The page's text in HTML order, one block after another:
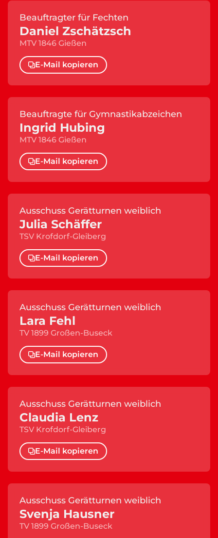
Beauftragter für Fechten
Daniel Zschätzsch
MTV 1846 Gießen
E-Mail kopieren
Beauftragte für Gymnastikabzeichen
Ingrid Hubing
MTV 1846 Gießen
E-Mail kopieren
Ausschuss Gerätturnen weiblich
Julia Schäffer
TSV Krofdorf-Gleiberg
E-Mail kopieren
Ausschuss Gerätturnen weiblich
Lara Fehl
TV 1899 Großen-Buseck
E-Mail kopieren
Ausschuss Gerätturnen weiblich
Claudia Lenz
TSV Krofdorf-Gleiberg
E-Mail kopieren
Ausschuss Gerätturnen weiblich
Svenja Hausner
TV 1899 Großen-Buseck